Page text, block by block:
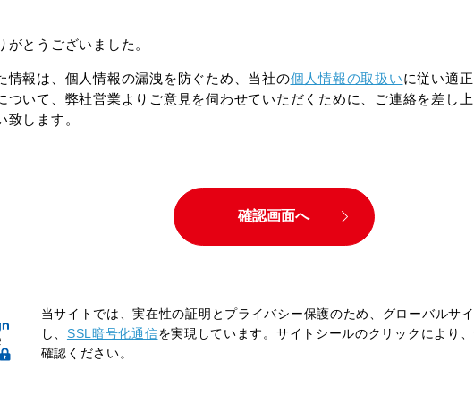
がとうございました。
情報は、個人情報の漏洩を防ぐため、当社の個人情報の取扱いに従い適
ついて、弊社営業よりご意見を伺わせていただくために、ご連絡を差し
致します。
当サイトでは、実在性の証明とプライバシー保護のため、グローバルサ
し、 SSL暗号化通信を実現しています。サイトシールのクリックにより
確認ください。